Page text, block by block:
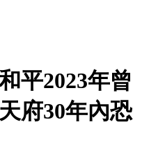
平2023年曾
府30年內恐